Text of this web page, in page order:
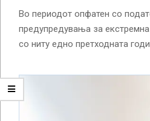
Во периодот опфатен со
предупредувања за
со ниту едно претходната